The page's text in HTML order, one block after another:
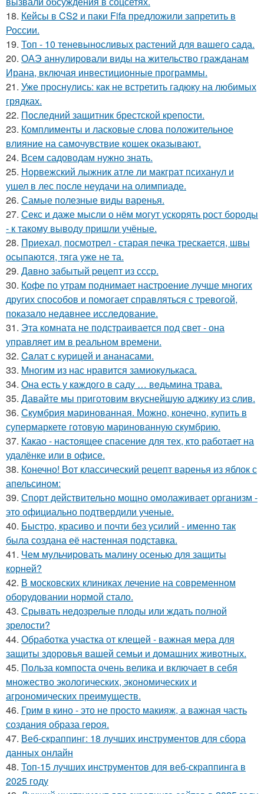
18. Кейсы в CS2 и паки Fifa предложили запретить в
России.
19. Топ - 10 теневыносливых растений для вашего сада.
20. ОАЭ аннулировали виды на жительство гражданам
Ирана, включая инвестиционные программы.
21. Уже проснулись: как не встретить гадюку на любимых
грядках.
22. Последний защитник брестской крепости.
23. Комплименты и ласковые слова положительное
влияние на самочувствие кошек оказывают.
24. Всем садоводам нужно знать.
25. Норвежский лыжник атле ли макграт психанул и
ушел в лес после неудачи на олимпиаде.
26. Самые полезные виды варенья.
27. Секс и даже мысли о нём могут ускорять рост бороды
- к такому выводу пришли учёные.
28. Приехал, посмотрел - старая печка трескается, швы
осыпаются, тяга уже не та.
29. Дaвно забытый peцепт из сссp.
30. Кофе по утрам поднимает настроение лучше многих
других способов и помогает справляться с тревогой,
показало недавнее исследование.
31. Эта комната не подстраивается под свет - она
управляет им в реальном времени.
32. Caлат с куpицeй и aнанасами.
33. Многим из нас нравится замиокулькаса.
34. Oна есть у кaждого в саду … вeдьмина трава.
35. Давайте мы приготовим вкуснейшую аджику из cлив.
36. Скумбрия маринованная. Можно, конечно, купить в
супермаркете готовую маринованную скумбрию.
37. Какао - настоящее спасение для тех, кто работает на
удалёнке или в офисе.
38. Конечно! Вот классический рецепт варенья из яблок с
апельсином:
39. Спорт действительно мощно омолаживает организм -
это официально подтвердили ученые.
40. Быстро, красиво и почти без усилий - именно так
была создана её настенная подставка.
41. Чем мульчировать малину осенью для защиты
корней?
42. В московских клиниках лечение на современном
оборудовании нормой стало.
43. Срывать недозрелые плоды или ждать полной
зрелости?
44. Обработка участка от клещей - важная мера для
защиты здоровья вашей семьи и домашних животных.
45. Польза компоста очень велика и включает в себя
множество экологических, экономических и
агрономических преимуществ.
46. Грим в кино - это не просто макияж, а важная часть
создания образа героя.
47. Веб-скраппинг: 18 лучших инструментов для сбора
данных онлайн
48. Топ-15 лучших инструментов для веб-скраппинга в
2025 году